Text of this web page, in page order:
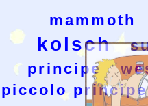
mammoth
kolsch
principe
piccolo principe